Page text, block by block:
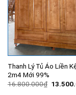
Thanh Lý Tủ Áo Liền
2m4 Mới 99%
16.800.000₫ Giá